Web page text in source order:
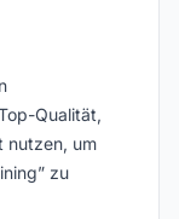
Qualität,
nutzen, um
zu